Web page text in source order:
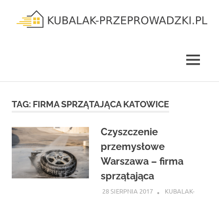
content
MENU
TAG: FIRMA SPRZĄTAJĄCA KATOWICE
Czyszczenie
przemysłowe
Warszawa – firma
sprzątająca
28 SIERPNIA 2017
KUBALAK-